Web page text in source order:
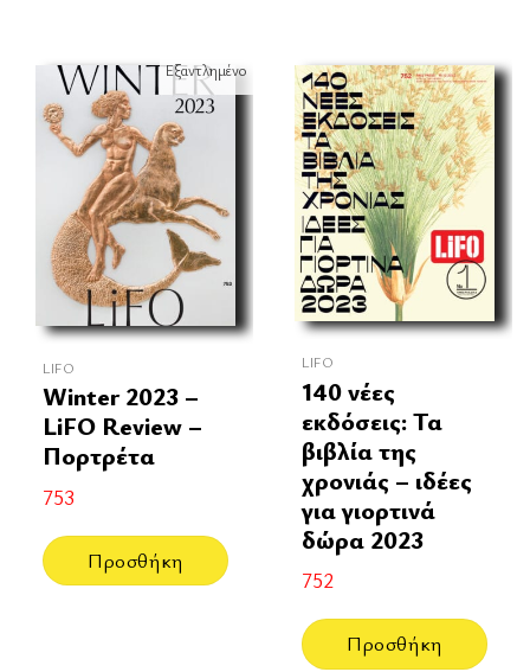
Εξαντλημένο
LIFO
Winter 2023 –
LiFO Review –
Πορτρέτα
753
Προσθήκη
LIFO
140 νέες
εκδόσεις: Τα
βιβλία της
χρονιάς – ιδέες
για γιορτινά
δώρα 2023
752
Προσθήκη